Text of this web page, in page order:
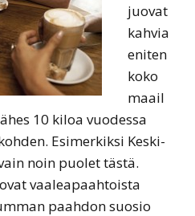
juovat
kahvia
eniten
koko
maail
10 kiloa vuodessa
Esimerkiksi Keski-
noin puolet tästä.
vaaleapaahtoista
paahdon suosio